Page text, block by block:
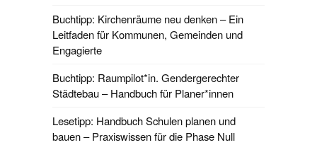
Buchtipp: Kirchenräume neu denken – Ein
Leitfaden für Kommunen, Gemeinden und
Engagierte
Buchtipp: Raumpilot*in. Gendergerechter
Städtebau – Handbuch für Planer*innen
Lesetipp: Handbuch Schulen planen und
bauen – Praxiswissen für die Phase Null